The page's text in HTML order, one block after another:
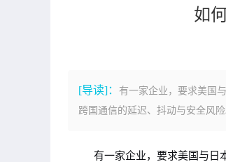
如
[导读]：
有一家企业，要求美国
跨国通信的延迟、抖动与安全风
有一家企业，要求美国与日